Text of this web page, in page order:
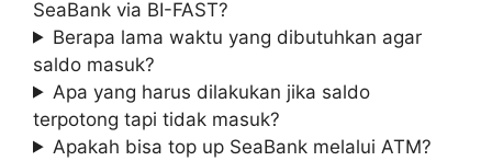
SeaBank via BI-FAST?
Berapa lama waktu yang dibutuhkan agar
saldo masuk?
Apa yang harus dilakukan jika saldo
terpotong tapi tidak masuk?
Apakah bisa top up SeaBank melalui ATM?